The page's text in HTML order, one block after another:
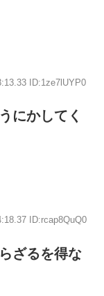
ID:1ze7lUYP0
にかしてく
ID:rcap8QuQ0
ざるを得な